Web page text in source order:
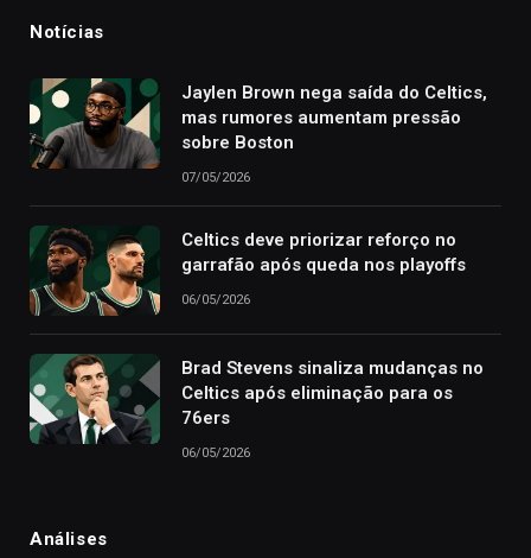
Notícias
Jaylen Brown nega saída do Celtics,
mas rumores aumentam pressão
sobre Boston
07/05/2026
Celtics deve priorizar reforço no
garrafão após queda nos playoffs
06/05/2026
Brad Stevens sinaliza mudanças no
Celtics após eliminação para os
76ers
06/05/2026
Análises